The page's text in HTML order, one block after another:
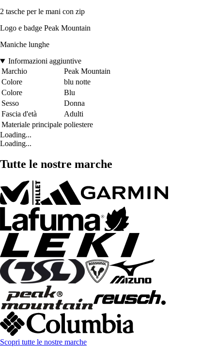
2 tasche per le mani con zip
Logo e badge Peak Mountain
Maniche lunghe
Informazioni aggiuntive
Marchio
Peak Mountain
Colore
blu notte
Colore
Blu
Sesso
Donna
Fascia d'età
Adulti
Materiale principale poliestere
Loading...
Loading...
Tutte le nostre marche
Scopri tutte le nostre marche